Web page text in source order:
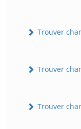
Trouver
Trouver
Trouver